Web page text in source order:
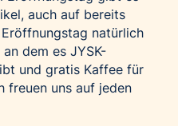
auch auf bereits
natürlich
dem es JYSK-
und gratis Kaffee für
freuen uns auf jeden